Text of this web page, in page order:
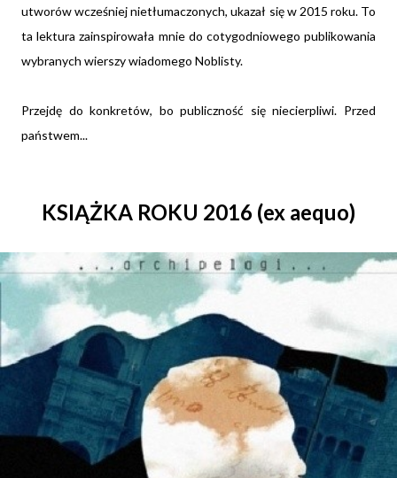
utworów wcześniej nietłumaczonych, ukazał się w 2015 roku. To
ta lektura zainspirowała mnie do cotygodniowego publikowania
wybranych wierszy wiadomego Noblisty.
Przejdę do konkretów, bo publiczność się niecierpliwi. Przed
państwem...
KSIĄŻKA ROKU 2016 (ex aequo)